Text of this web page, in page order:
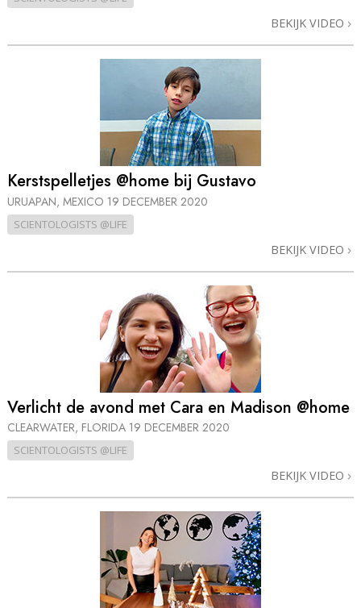
BEKIJK VIDEO
Kerstspelletjes @home bij Gustavo
URUAPAN, MEXICO 19 DECEMBER 2020
SCIENTOLOGISTS @LIFE
BEKIJK VIDEO
Verlicht de avond met Cara en Madison @home
CLEARWATER, FLORIDA 19 DECEMBER 2020
SCIENTOLOGISTS @LIFE
BEKIJK VIDEO